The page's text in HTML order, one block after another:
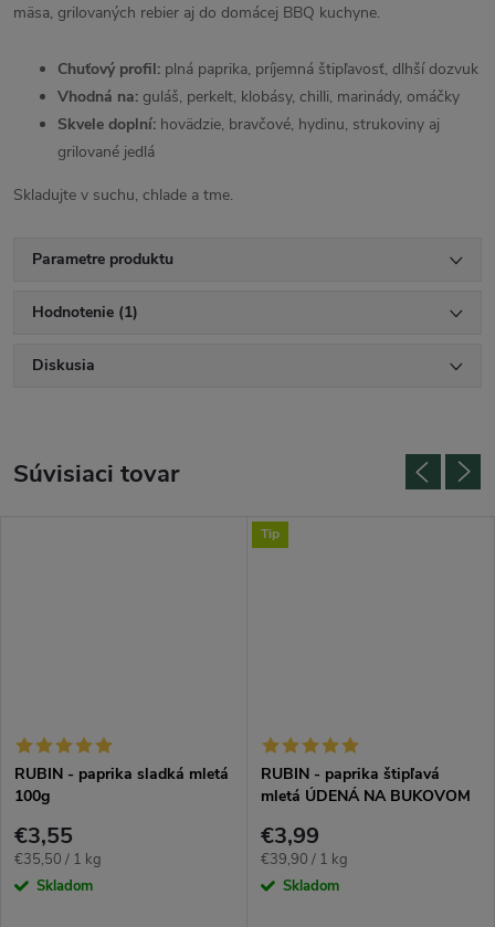
mäsa, grilovaných rebier aj do domácej BBQ kuchyne.
Chuťový profil: plná paprika, príjemná štipľavosť, dlhší dozvuk
Vhodná na: guláš, perkelt, klobásy, chilli, marinády, omáčky
Skvele doplní: hovädzie, bravčové, hydinu, strukoviny aj
grilované jedlá
Skladujte v suchu, chlade a tme.
Parametre produktu
Hodnotenie (1)
Diskusia
Súvisiaci tovar
RUBIN - paprika sladká mletá
100g
€3,55
Jednotková
cena:
€35,50 / 1 kg
Skladom
Tip
RUBIN - paprika štipľavá
mletá ÚDENÁ NA BUKOVOM
€3,99
Jednotková
cena:
€39,90 / 1 kg
Skladom